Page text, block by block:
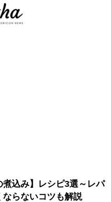
込み】レシピ3選～レパ
らないコツも解説